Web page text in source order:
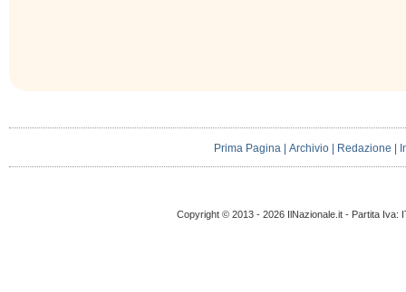
Prima Pagina |Archivio Redazione
Copyright © 2013 - 2026 IlNazionale.it - Partita Iva: